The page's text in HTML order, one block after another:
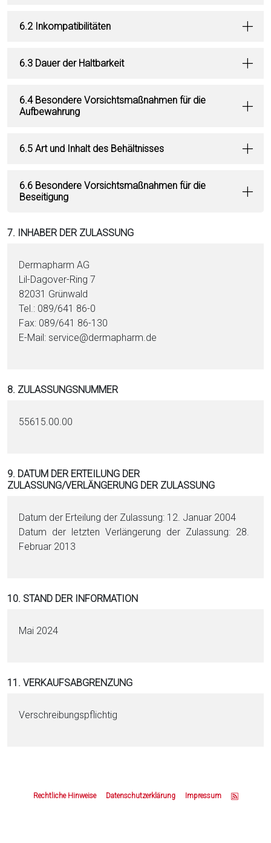
6.2 Inkompatibilitäten
6.3 Dauer der Haltbarkeit
6.4 Besondere Vorsichtsmaßnahmen für die
Aufbewahrung
6.5 Art und Inhalt des Behältnisses
6.6 Besondere Vorsichtsmaßnahmen für die
Beseitigung
7. INHABER DER ZULASSUNG
Dermapharm AG
Lil-Dagover-Ring 7
82031 Grünwald
Tel.: 089/641 86-0
Fax: 089/641 86-130
E-Mail: service@dermapharm.de
8. ZULASSUNGSNUMMER
55615.00.00
9. DATUM DER ERTEILUNG DER
ZULASSUNG/VERLÄNGERUNG DER ZULASSUNG
Datum der Erteilung der Zulassung: 12. Januar 2004
Datum der letzten Verlängerung der Zulassung: 28.
Februar 2013
10. STAND DER INFORMATION
Mai 2024
11. VERKAUFSABGRENZUNG
Verschreibungspflichtig
Rechtliche Hinweise Datenschutzerklärung Impressum